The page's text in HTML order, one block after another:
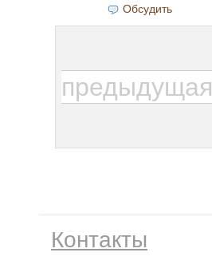
Обсудить
предыдущая
Контакты